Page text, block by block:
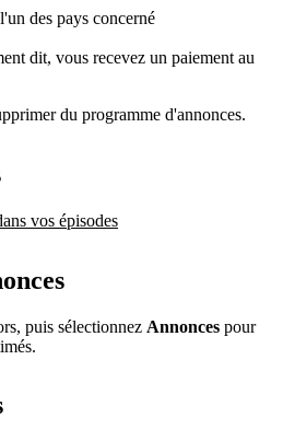
des pays concerné
dit, vous recevez un paiement au
du programme d'annonces.
vos épisodes
puis sélectionnez Annonces pour